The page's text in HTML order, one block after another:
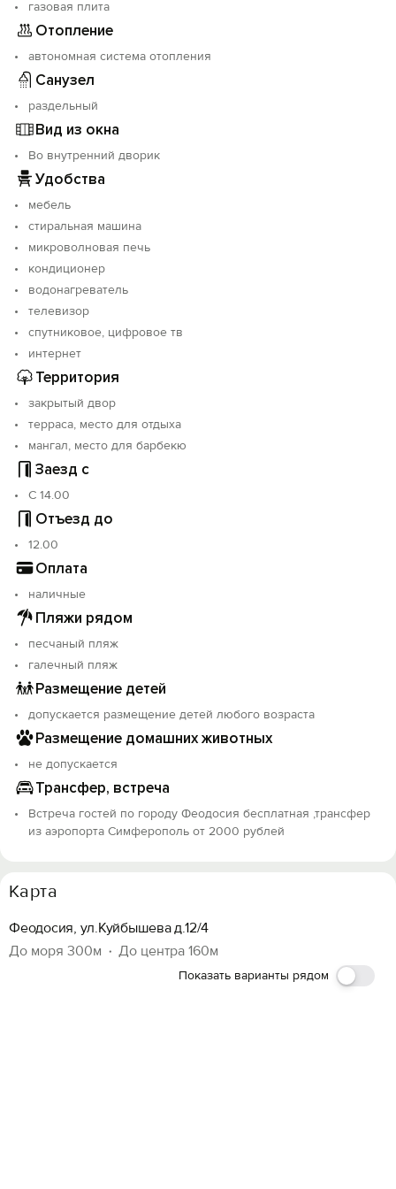
газовая плита
Отопление
автономная система отопления
Санузел
раздельный
Вид из окна
Во внутренний дворик
Удобства
мебель
стиральная машина
микроволновая печь
кондиционер
водонагреватель
телевизор
спутниковое, цифровое тв
интернет
Территория
закрытый двор
терраса, место для отдыха
мангал, место для барбекю
Заезд с
С 14.00
Отъезд до
12.00
Оплата
наличные
Пляжи рядом
песчаный пляж
галечный пляж
Размещение детей
допускается размещение детей любого возраста
Размещение домашних животных
не допускается
Трансфер, встреча
Встреча гостей по городу Феодосия бесплатная ,трансфер
из аэропорта Симферополь от 2000 рублей
Карта
Феодосия, ул.Куйбышева д.12/4
До моря 300м
До центра 160м
Показать варианты рядом